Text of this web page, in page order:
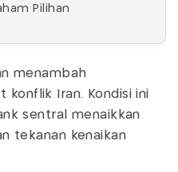
Pilihan
menambah
konflik Iran. Kondisi ini
sentral menaikkan
tekanan kenaikan